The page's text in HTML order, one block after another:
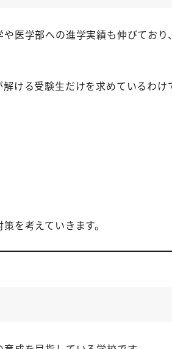
医学部への進学実績も伸びてお
ける受験生だけを求めているわけ
を考えていきます。